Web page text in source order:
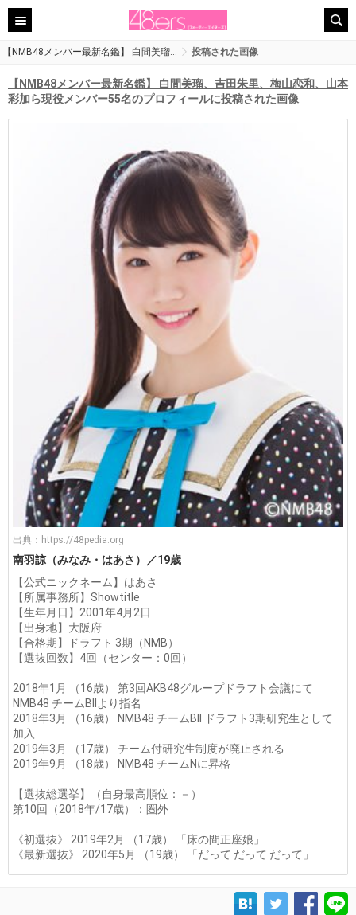
【NMB48メンバー最新名鑑】 白間美瑠… 投稿された画像
【NMB48メンバー最新名鑑】 白間美瑠、吉田朱里、梅山恋和、山本
彩加ら現役メンバー55名のプロフィールに投稿された画像
出典： https://48pedia.org
南羽諒（みなみ・はあさ）／19歳
【公式ニックネーム】はあさ
【所属事務所】Showtitle
【生年月日】2001年4月2日
【出身地】大阪府
【合格期】ドラフト 3期（NMB）
【選抜回数】4回（センター：0回）
2018年1月 （16歳） 第3回AKB48グループドラフト会議にて
NMB48 チームBIIより指名
2018年3月 （16歳） NMB48 チームBII ドラフト3期研究生として
加入
2019年3月 （17歳） チーム付研究生制度が廃止される
2019年9月 （18歳） NMB48 チームNに昇格
【選抜総選挙】（自身最高順位：－）
第10回（2018年/17歳）：圏外
《初選抜》 2019年2月 （17歳） 「床の間正座娘」
《最新選抜》 2020年5月 （19歳） 「だって だって だって」